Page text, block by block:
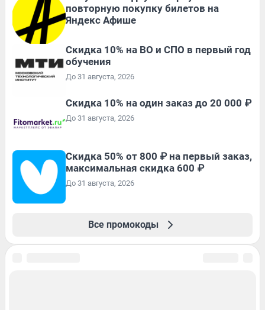
повторную покупку билетов на
Яндекс Афише
Скидка 10% на ВО и СПО в первый год
обучения
До 31 августа, 2026
Скидка 10% на один заказ до 20 000 ₽
До 31 августа, 2026
Скидка 50% от 800 ₽ на первый заказ,
максимальная скидка 600 ₽
До 31 августа, 2026
Все промокоды